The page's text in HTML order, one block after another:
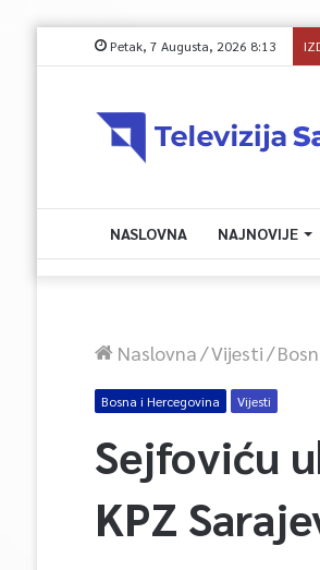
Petak, 7 Augusta, 2026 8:13
NASLOVNA NAJNOVIJE
Naslovna/Vijesti/
Bosna i Hercegovina Vijesti
Sejfoviću
KPZ